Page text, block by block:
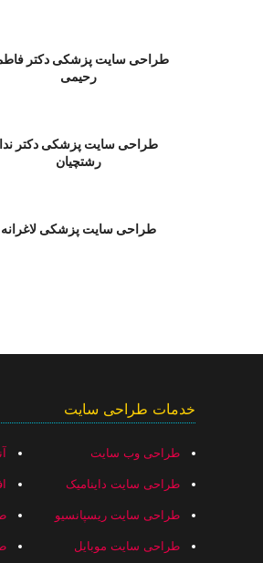
طراحی سایت پزشکی دکتر
رحیمی
طراحی سایت پزشکی دكتر ندا
رشتچيان
طراحی سایت پزشکی لاغرانه
خدمات طراحی سایت
طراحی وب سایت
طراحی سایت داینامیک
طراحی سایت ریسپانسیو
طراحی سایت موبایل